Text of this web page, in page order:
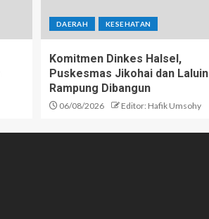
DAERAH KESEHATAN
Komitmen Dinkes Halsel,
Puskesmas Jikohai dan Laluin
Rampung Dibangun
06/08/2026 Editor: Hafik Umsohy